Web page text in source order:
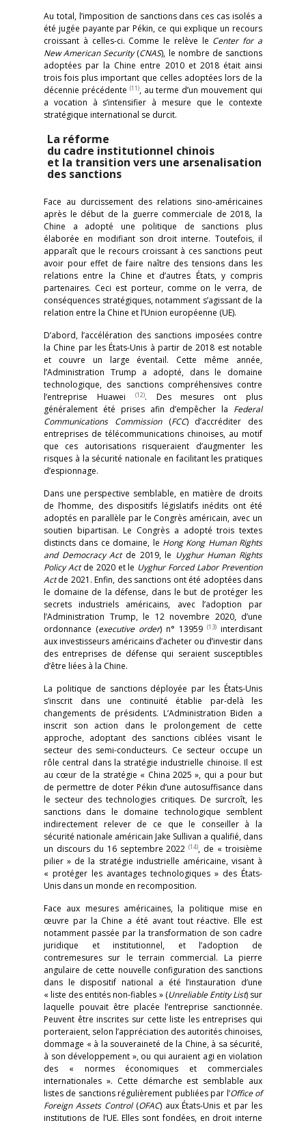
Au total, l’imposition de sanctions dans ces cas isolés a
été jugée payante par Pékin, ce qui explique un recours
croissant à celles-ci. Comme le relève le Center for a
New American Security(CNAS), le nombre de sanctions
adoptées par la Chine entre 2010 et 2018 était ainsi
trois fois plus important que celles adoptées lors de la
décennie précédente (11), au terme d’un mouvement qui
a vocation à s’intensifier à mesure que le contexte
stratégique international se durcit.
La réforme
du cadre institutionnel chinois
et la transition vers une arsenalisation
des sanctions
Face au durcissement des relations sino-américaines
après le début de la guerre commerciale de 2018, la
Chine a adopté une politique de sanctions plus
élaborée en modifiant son droit interne. Toutefois, il
apparaît que le recours croissant à ces sanctions peut
avoir pour effet de faire naître des tensions dans les
relations entre la Chine et d’autres États, y compris
partenaires. Ceci est porteur, comme on le verra, de
conséquences stratégiques, notamment s’agissant de la
relation entre la Chine et l’Union européenne (UE).
D’abord, l’accélération des sanctions imposées contre
la Chine par les États-Unis à partir de 2018 est notable
et couvre un large éventail. Cette même année,
l’Administration Trump a adopté, dans le domaine
technologique, des sanctions compréhensives contre
l’entreprise Huawei
(12). Des mesures ont plus
généralement été prises afin d’empêcher la Federal
Communications Commission(FCC) d’accréditer des
entreprises de télécommunications chinoises, au motif
que ces autorisations risqueraient d’augmenter les
risques à la sécurité nationale en facilitant les pratiques
d’espionnage.
Dans une perspective semblable, en matière de droits
de l’homme, des dispositifs législatifs inédits ont été
adoptés en parallèle par le Congrès américain, avec un
soutien bipartisan. Le Congrès a adopté trois textes
distincts dans ce domaine, le Hong Kong Human Rights
and Democracy Actde 2019, le Uyghur Human Rights
Policy Actde 2020 et le Uyghur Forced Labor Prevention
Actde 2021. Enfin, des sanctions ont été adoptées dans
le domaine de la défense, dans le but de protéger les
secrets industriels américains, avec l’adoption par
l’Administration Trump, le 12 novembre 2020, d’une
ordonnance (executive order) n° 13959 (13) interdisant
aux investisseurs américains d’acheter ou d’investir dans
des entreprises de défense qui seraient susceptibles
d’être liées à la Chine.
La politique de sanctions déployée par les États-Unis
s’inscrit dans une continuité établie par-delà les
changements de présidents. L’Administration Biden a
inscrit son action dans le prolongement de cette
approche, adoptant des sanctions ciblées visant le
secteur des semi-conducteurs. Ce secteur occupe un
rôle central dans la stratégie industrielle chinoise. Il est
au cœur de la stratégie « China 2025 », qui a pour but
de permettre de doter Pékin d’une autosuffisance dans
le secteur des technologies critiques. De surcroît, les
sanctions dans le domaine technologique semblent
indirectement relever de ce que le conseiller à la
sécurité nationale américain Jake Sullivan a qualifié, dans
un discours du 16 septembre 2022(14), de « troisième
pilier » de la stratégie industrielle américaine, visant à
« protéger les avantages technologiques » des États-
Unis dans un monde en recomposition.
Face aux mesures américaines, la politique mise en
œuvre par la Chine a été avant tout réactive. Elle est
notamment passée par la transformation de son cadre
juridique et institutionnel, et l’adoption de
contremesures sur le terrain commercial. La pierre
angulaire de cette nouvelle configuration des sanctions
dans le dispositif national a été l’instauration d’une
« liste des entités non-fiables » (Unreliable Entity List) sur
laquelle pouvait être placée l’entreprise sanctionnée.
Peuvent être inscrites sur cette liste les entreprises qui
porteraient, selon l’appréciation des autorités chinoises,
dommage « à la souveraineté de la Chine, à sa sécurité,
à son développement », ou qui auraient agi en violation
des « normes économiques et commerciales
internationales ». Cette démarche est semblable aux
listes de sanctions régulièrement publiées par l’Office of
Foreign Assets Control(OFAC) aux États-Unis et par les
institutions de l’UE. Elles sont fondées, en droit interne